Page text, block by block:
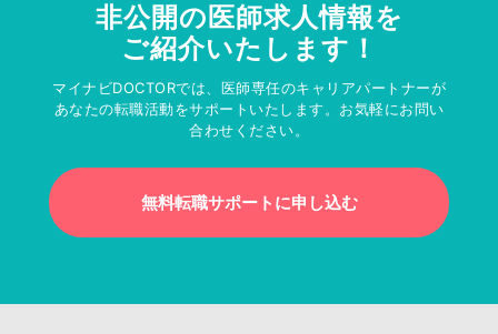
非公開の医師求人情報を
ご紹介いたします！
マイナビDOCTORでは、医師専任のキャリアパートナーが
あなたの転職活動をサポートいたします。お気軽にお問い
合わせください。
無料転職サポートに申し込む